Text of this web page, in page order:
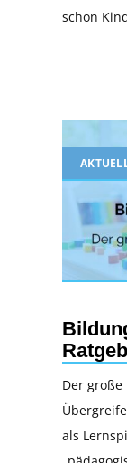
schon
Der große
als